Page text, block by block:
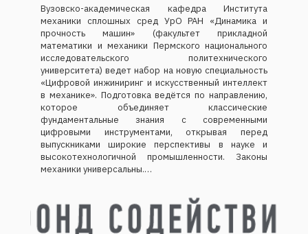
Вузовско-академическая кафедра Института
механики сплошных сред УрО РАН «Динамика и
прочность машин» (факультет прикладной
математики и механики Пермского национального
исследовательского политехнического
университета) ведет набор на новую специальность
«Цифровой инжиниринг и искусственный интеллект
в механике». Подготовка ведётся по направлению,
которое объединяет классические
фундаментальные знания с современными
цифровыми инструментами, открывая перед
выпускниками широкие перспективы в науке и
высокотехнологичной промышленности. Законы
механики универсальны.…